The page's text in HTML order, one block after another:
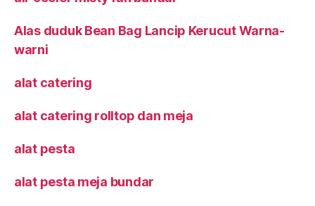
Alas duduk Bean Bag Lancip Kerucut Warna-
warni
alat catering
alat catering rolltop dan meja
alat pesta
alat pesta meja bundar